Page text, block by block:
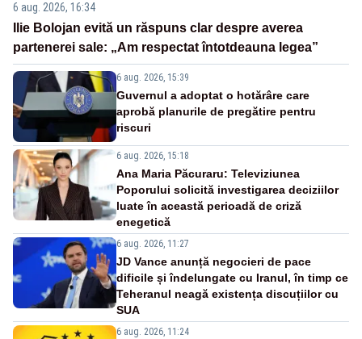
6 aug. 2026, 16:34
Ilie Bolojan evită un răspuns clar despre averea
partenerei sale: „Am respectat întotdeauna legea”
6 aug. 2026, 15:39
Guvernul a adoptat o hotărâre care
aprobă planurile de pregătire pentru
riscuri
6 aug. 2026, 15:18
Ana Maria Păcuraru: Televiziunea
Poporului solicită investigarea deciziilor
luate în această perioadă de criză
enegetică
6 aug. 2026, 11:27
JD Vance anunță negocieri de pace
dificile și îndelungate cu Iranul, în timp ce
Teheranul neagă existența discuțiilor cu
SUA
6 aug. 2026, 11:24